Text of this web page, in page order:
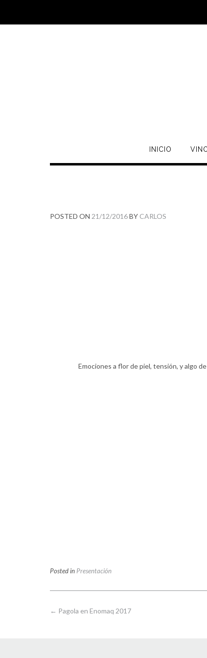
INICIO
POSTED ON 21/12/2016BY CARLOS
Emociones a flor de piel, tensión, y algo
Posted in Presentación
Post
← Pagola en Enomaq 2017